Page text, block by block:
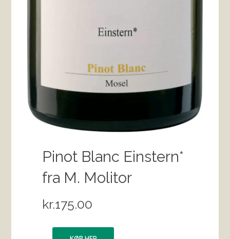
Pinot Blanc Einstern*
fra M. Molitor
kr.175.00